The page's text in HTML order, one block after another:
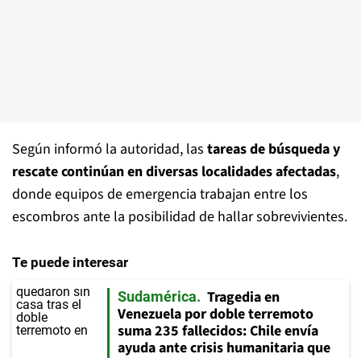
Según informó la autoridad, las tareas de búsqueda y
rescate continúan en diversas localidades afectadas,
donde equipos de emergencia trabajan entre los
escombros ante la posibilidad de hallar sobrevivientes.
Te puede interesar
Sudamérica
Tragedia en
Venezuela por doble terremoto
suma 235 fallecidos: Chile envía
ayuda ante crisis humanitaria que